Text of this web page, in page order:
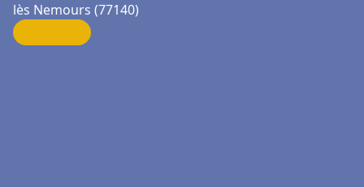
lès Nemours (77140)